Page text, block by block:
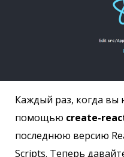
Каждый раз, когда вы
помощью create-
последнюю версию
Scripts. Теперь